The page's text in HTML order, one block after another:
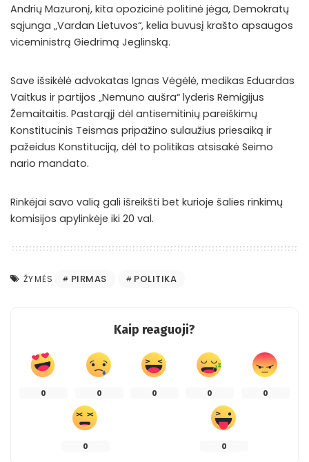
Andrių Mazuronį, kita opozicinė politinė jėga, Demokratų
sąjunga „Vardan Lietuvos“, kelia buvusį krašto apsaugos
viceministrą Giedrimą Jeglinską.
Save išsikėlė advokatas Ignas Vėgėlė, medikas Eduardas
Vaitkus ir partijos „Nemuno aušra“ lyderis Remigijus
Žemaitaitis. Pastarąjį dėl antisemitinių pareiškimų
Konstitucinis Teismas pripažino sulaužius priesaiką ir
pažeidus Konstituciją, dėl to politikas atsisakė Seimo
nario mandato.
Rinkėjai savo valią gali išreikšti bet kurioje šalies rinkimų
komisijos apylinkėje iki 20 val.
ŽYMĖS PIRMAS POLITIKA
Kaip reaguoji?
0 0 0 0 0
0 0